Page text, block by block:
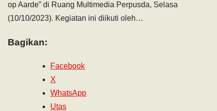
op Aarde” di Ruang Multimedia Perpusda, Selasa
(10/10/2023). Kegiatan ini diikuti oleh…
Bagikan:
Facebook
X
WhatsApp
Utas